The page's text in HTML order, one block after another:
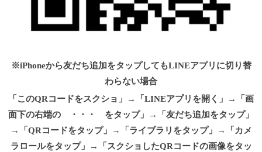
※iPhoneから友だち追加をタップしてもLINEアプリに切り替
わらない場合
「このQRコードをスクショ」→「LINEアプリを開く」→「画
面下の右端の ・・・ をタップ」→「友だち追加をタップ」
→「QRコードをタップ」→「ライブラリをタップ」→「カメ
ラロールをタップ」→「スクショしたQRコードの画像をタッ